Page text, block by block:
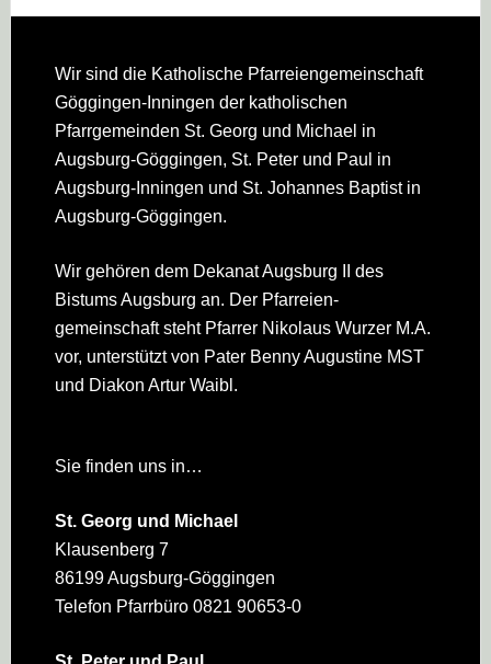
Footer
Wir sind die Katholische Pfarreien­gemeinschaft
Göggingen-Inningen der katholischen
Pfarrgemeinden St. Georg und Michael in
Augsburg-Göggingen, St. Peter und Paul in
Augsburg-Inningen und St. Johannes Baptist in
Augsburg-Göggingen.
Wir gehören dem Dekanat Augsburg II des
Bistums Augsburg an. Der Pfarreien­
gemeinschaft steht Pfarrer Nikolaus Wurzer M.A.
vor, unterstützt von Pater Benny Augustine MST
und Diakon Artur Waibl.
Sie finden uns in…
St. Georg und Michael
Klausenberg 7
86199 Augsburg-Göggingen
Telefon Pfarrbüro 0821 90653-0